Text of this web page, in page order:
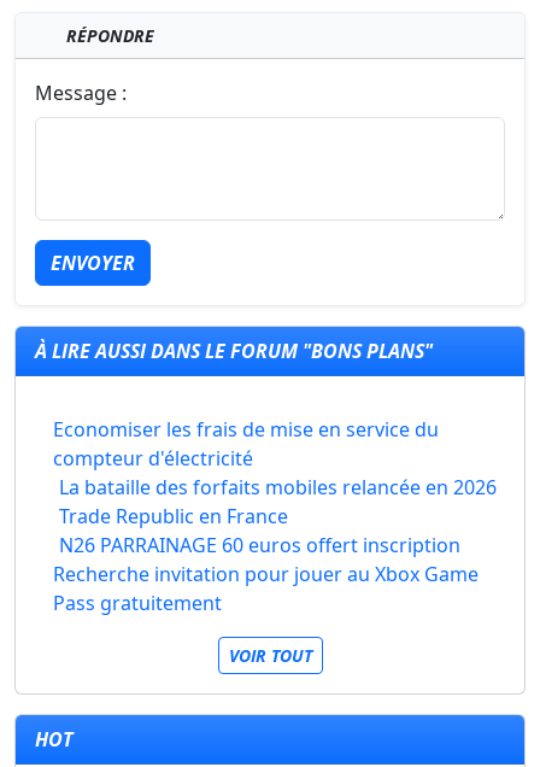
RÉPONDRE
Message :
ENVOYER
À LIRE AUSSI DANS LE FORUM "BONS PLANS"
Economiser les frais de mise en service du
compteur d'électricité
La bataille des forfaits mobiles relancée en 2026
Trade Republic en France
N26 PARRAINAGE 60 euros offert inscription
Recherche invitation pour jouer au Xbox Game
Pass gratuitement
VOIR TOUT
HOT